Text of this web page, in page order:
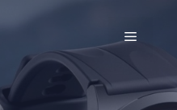
MENÜ